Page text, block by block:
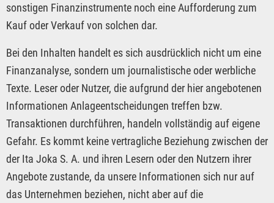
sonstigen Finanzinstrumente noch eine Aufforderung zum
Kauf oder Verkauf von solchen dar.
Bei den Inhalten handelt es sich ausdrücklich nicht um eine
Finanzanalyse, sondern um journalistische oder werbliche
Texte. Leser oder Nutzer, die aufgrund der hier angebotenen
Informationen Anlageentscheidungen treffen bzw.
Transaktionen durchführen, handeln vollständig auf eigene
Gefahr. Es kommt keine vertragliche Beziehung zwischen der
der Ita Joka S. A. und ihren Lesern oder den Nutzern ihrer
Angebote zustande, da unsere Informationen sich nur auf
das Unternehmen beziehen, nicht aber auf die